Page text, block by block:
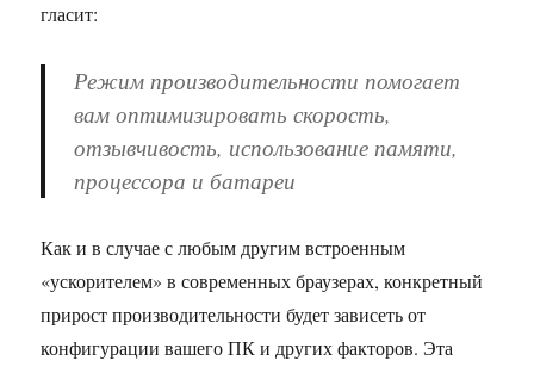
гласит:
Режим производительности помогает
вам оптимизировать скорость,
отзывчивость, использование памяти,
процессора и батареи
Как и в случае с любым другим встроенным
«ускорителем» в современных браузерах, конкретный
прирост производительности будет зависеть от
конфигурации вашего ПК и других факторов. Эта